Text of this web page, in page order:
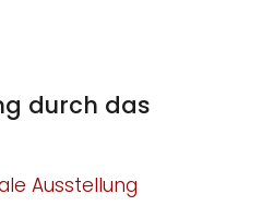
durch das
Ausstellung